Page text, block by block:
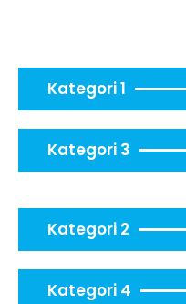
Kategori 1
Kategori 3
Kategori 2
Kategori 4